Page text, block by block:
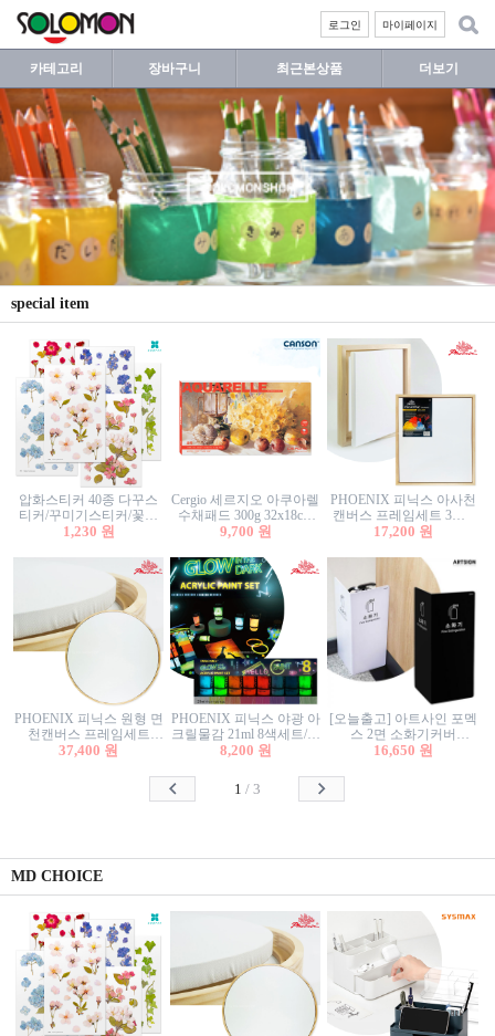
마이페이지
로그인
카테고리 장바구니 최근본상품 더보기
special item
압화스티커 40종 다꾸스
티커/꾸미기스티커/꽃스
티커/압화꽃책갈피/팬시
1,230 원
Cergio 세르지오 아쿠아렐
수채패드 300g 32x18cm
12매 1면제본
9,700 원
PHOENIX 피닉스 아사천
캔버스 프레임세트 3호F
27.3x22cm 캔버스와 올림
17,200 원
PHOENIX 피닉스 원형 면
천캔버스 프레임세트
40cm/원형캔버스/플로팅
37,400 원
PHOENIX 피닉스 야광 아
크릴물감 21ml 8색세트/야
광물감
8,200 원
[오늘출고] 아트사인 포멕
스 2면 소화기커버
1470/1471/소화기커버/소
함/소화기거치대/소화기
16,650 원
1 / 3
MD CHOICE